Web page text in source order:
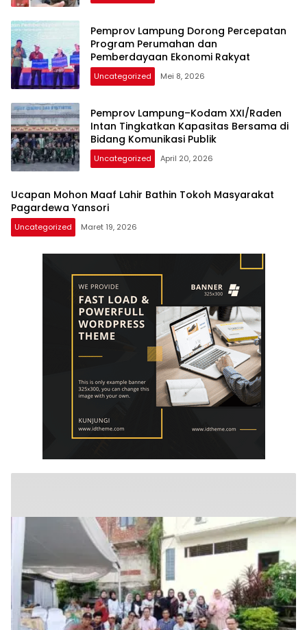
Pemprov Lampung Dorong Percepatan
Program Perumahan dan
Pemberdayaan Ekonomi Rakyat
Uncategorized Mei 8, 2026
Pemprov Lampung–Kodam XXI/Raden
Intan Tingkatkan Kapasitas Bersama di
Bidang Komunikasi Publik
Uncategorized April 20, 2026
Ucapan Mohon Maaf Lahir Bathin Tokoh Masyarakat
Pagardewa Yansori
Uncategorized Maret 19, 2026